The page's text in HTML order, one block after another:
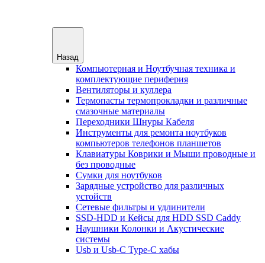
Назад
Компьютерная и Ноутбучная техника и
комплектующие периферия
Вентиляторы и куллера
Термопасты термопрокладки и различные
смазочные материалы
Переходники Шнуры Кабеля
Инструменты для ремонта ноутбуков
компьютеров телефонов планшетов
Клавиатуры Коврики и Мыши проводные и
без проводные
Сумки для ноутбуков
Зарядные устройство для различных
устойств
Сетевые фильтры и удлинители
SSD-HDD и Кейсы для HDD SSD Caddy
Наушники Колонки и Акустические
системы
Usb и Usb-C Type-C хабы